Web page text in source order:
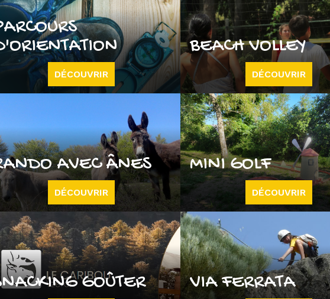
DÉCOUVRIR
BEACH VOLLEY
DÉCOUVRIR
AVEC ÂNES
DÉCOUVRIR
MINI GOLF
DÉCOUVRIR
GOÛTER VIA FERRATA